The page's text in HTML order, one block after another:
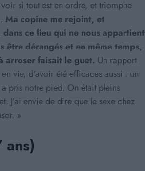
si tout est en ordre, et triomphe
Ma copine me rejoint, et
dans ce lieu qui ne nous appartient
être dérangés et en même temps,
arroser faisait le guet. Un rapport
vie, d’avoir été efficaces aussi : un
pris notre pied. On était pleins
J’ai envie de dire que le sexe chez
»